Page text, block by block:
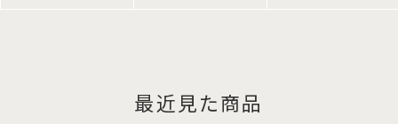
最近見た商品